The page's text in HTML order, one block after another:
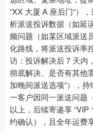
“XX 大厦 A 座后门”）
析派送投诉数据（如延
频问题（如某区域派送
化路线，将派送投诉率
访：投诉解决后 7 天内
彻底解决、是否有其他
加晚间派送选项”），
一客户因同一派送问题
以上，后续寄递享
约确认），且全年运费